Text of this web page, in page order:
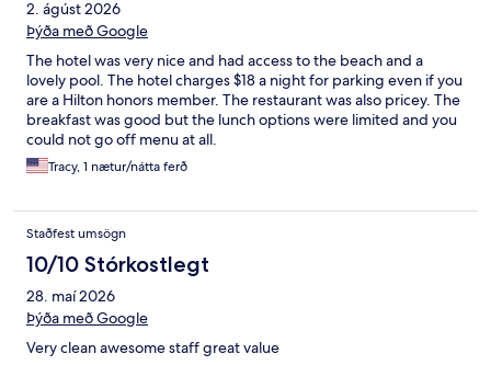
2. ágúst 2026
Þýða með Google
The hotel was very nice and had access to the beach and a
lovely pool. The hotel charges $18 a night for parking even if you
are a Hilton honors member. The restaurant was also pricey. The
breakfast was good but the lunch options were limited and you
could not go off menu at all.
Tracy, 1 nætur/nátta ferð
Staðfest umsögn
10/10 Stórkostlegt
28. maí 2026
Þýða með Google
Very clean awesome staff great value